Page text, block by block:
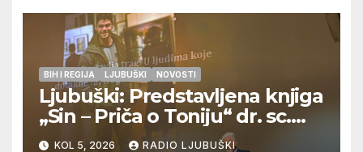
BIH I REGIJA LJUBUŠKI NOVOSTI
Ljubuški: Predstavljena knjiga
„Sin – Priča o Toniju“ dr. sc.
Zdenka Hercega
KOL 5, 2026 RADIO LJUBUŠKI